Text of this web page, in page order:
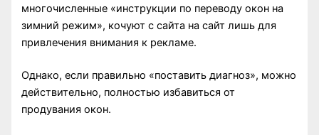
многочисленные «инструкции по переводу окон на
зимний режим», кочуют с сайта на сайт лишь для
привлечения внимания к рекламе.
Однако, если правильно «поставить диагноз», можно
действительно, полностью избавиться от
продувания окон.